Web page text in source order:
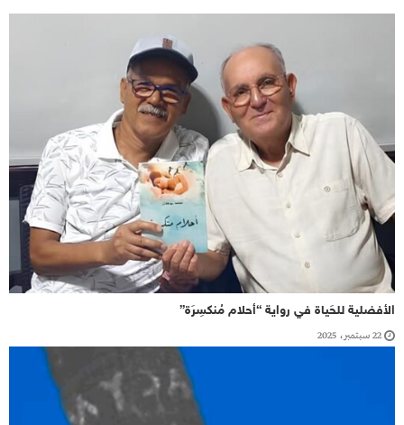
الأفضلية للحَياة في رواية “أحلام مُنكسِرَة”
22 سبتمبر، 2025